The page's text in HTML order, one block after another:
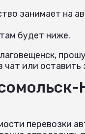
занимает на
будет ниже.
или оставить
перевозки